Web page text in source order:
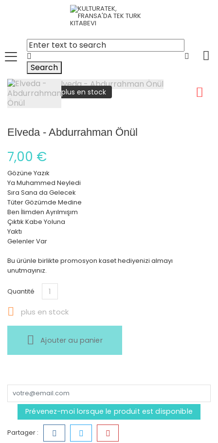
Search
plus en stock
Elveda - Abdurrahman Önül
7,00 €
Gözüne Yazık
Ya Muhammed Neyledi
Sıra Sana da Gelecek
Tüter Gözümde Medine
Ben İlimden Ayrılmışım
Çıktık Kabe Yoluna
Yaktı
Gelenler Var
Bu ürünle birlikte promosyon kaset hediyenizi almayı
unutmayınız.
Quantité
 plus en stock
Ajouter au panier
Prévenez-moi lorsque le produit est disponible
Partager :